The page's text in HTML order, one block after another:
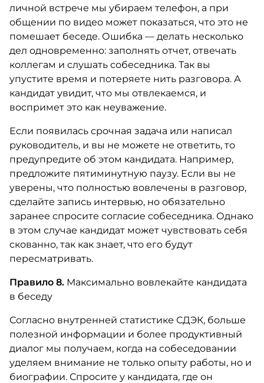
личной встрече мы убираем телефон, а при
общении по видео может показаться, что это не
помешает беседе. Ошибка — делать несколько
дел одновременно: заполнять отчет, отвечать
коллегам и слушать собеседника. Так вы
упустите время и потеряете нить разговора. А
кандидат увидит, что мы отвлекаемся, и
воспримет это как неуважение.
Если появилась срочная задача или написал
руководитель, и вы не можете не ответить, то
предупредите об этом кандидата. Например,
предложите пятиминутную паузу. Если вы не
уверены, что полностью вовлечены в разговор,
сделайте запись интервью, но обязательно
заранее спросите согласие собеседника. Однако
в этом случае кандидат может чувствовать себя
скованно, так как знает, что его будут
пересматривать.
Правило 8. Максимально вовлекайте кандидата
в беседу
Согласно внутренней статистике СДЭК, больше
полезной информации и более продуктивный
диалог мы получаем, когда на собеседовании
уделяем внимание не только опыту работы, но и
биографии. Спросите у кандидата, где он